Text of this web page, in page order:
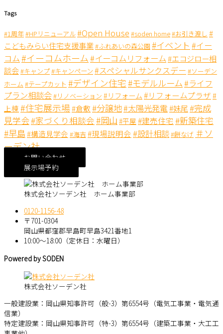
Tags
#1周年#HPリニューアル#Open House #soden home#お引き渡し #
こどもみらい住宅支援事業#ふれあいの森公園 #イベント #イー
コム#イーコムホーム #イーコムリフォーム#エコジロー相
談会#キャンプ#キャンペーン#スペシャルサンクスデー #ソーデン
ホーム #テープカット #デザイン住宅 #モデルルーム#ライフ
プラン相談会#リノベーション #リフォーム#リフォームプラザ#
上棟#住宅展示場#倉敷#分譲地#太陽光発電#妹尾#完成
見学会#家づくり相談会#岡山 #平屋 #建売住宅 #新築住宅
#早島#構造見学会 #海吉#現場説明会#設計相談#餅なげ ＃ソ
ーデン社
お問い合わせ
展示場予約
株式会社ソーデン社 ホーム事業部
0120-1156-48
〒701-0304
岡山県都窪郡早島町早島3421番地1
10:00～18:00（定休日：水曜日）
Powered by SODEN
株式会社ソーデン社
一般建設業：岡山県知事許可（般-3）第6554号（電気工事業・電気通
信業）
特定建設業：岡山県知事許可（特-3）第6554号（建築工事業・大工工